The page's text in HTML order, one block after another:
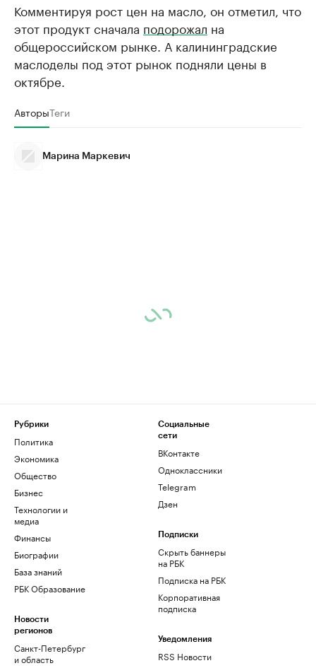
Комментируя рост цен на масло, он отметил, что
этот продукт сначала подорожал на
общероссийском рынке. А калининградские
маслоделы под этот рынок подняли цены в
октябре.
АвторыТеги
Марина Маркевич
Рубрики
Политика
Экономика
Общество
Бизнес
Технологии и
медиа
Финансы
Биографии
База знаний
РБК Образование
Новости
регионов
Санкт-Петербург
и область
Социальные
сети
ВКонтакте
Одноклассники
Telegram
Дзен
Подписки
Скрыть баннеры
на РБК
Подписка на РБК
Корпоративная
подписка
Уведомления
RSS Новости